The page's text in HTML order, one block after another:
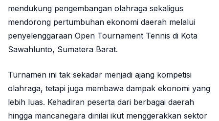
mendukung pengembangan olahraga sekaligus
mendorong pertumbuhan ekonomi daerah melalui
penyelenggaraan Open Tournament Tennis di Kota
Sawahlunto, Sumatera Barat.
Turnamen ini tak sekadar menjadi ajang kompetisi
olahraga, tetapi juga membawa dampak ekonomi yang
lebih luas. Kehadiran peserta dari berbagai daerah
hingga mancanegara dinilai ikut menggerakkan sektor